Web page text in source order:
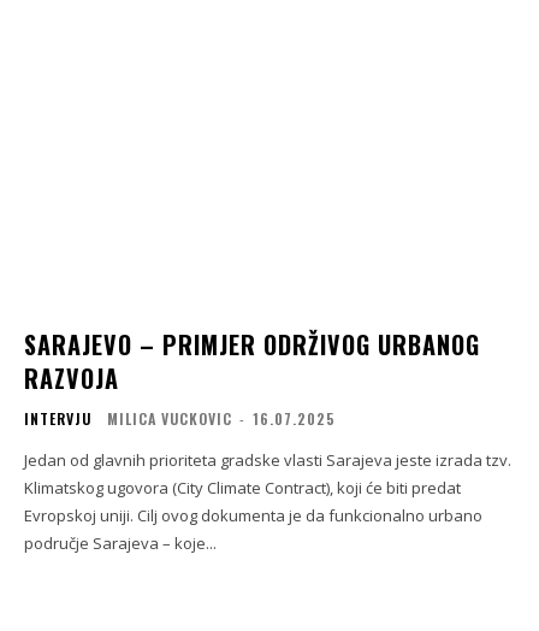
SARAJEVO – PRIMJER ODRŽIVOG URBANOG
RAZVOJA
INTERVJU MILICA VUCKOVIC - 16.07.2025
Jedan od glavnih prioriteta gradske vlasti Sarajeva jeste izrada tzv.
Klimatskog ugovora (City Climate Contract), koji će biti predat
Evropskoj uniji. Cilj ovog dokumenta je da funkcionalno urbano
područje Sarajeva – koje...